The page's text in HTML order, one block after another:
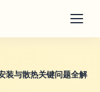
装与散热关键问题全解